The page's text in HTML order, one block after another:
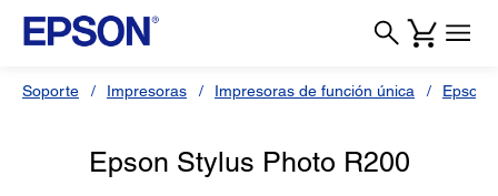
Soporte Impresoras Impresoras de función única Epson
Epson Stylus Photo R200